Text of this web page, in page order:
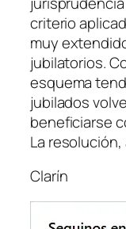
criterio
muy
jubilatorios.
esquema
jubilados
beneficiarse
La
Clarín